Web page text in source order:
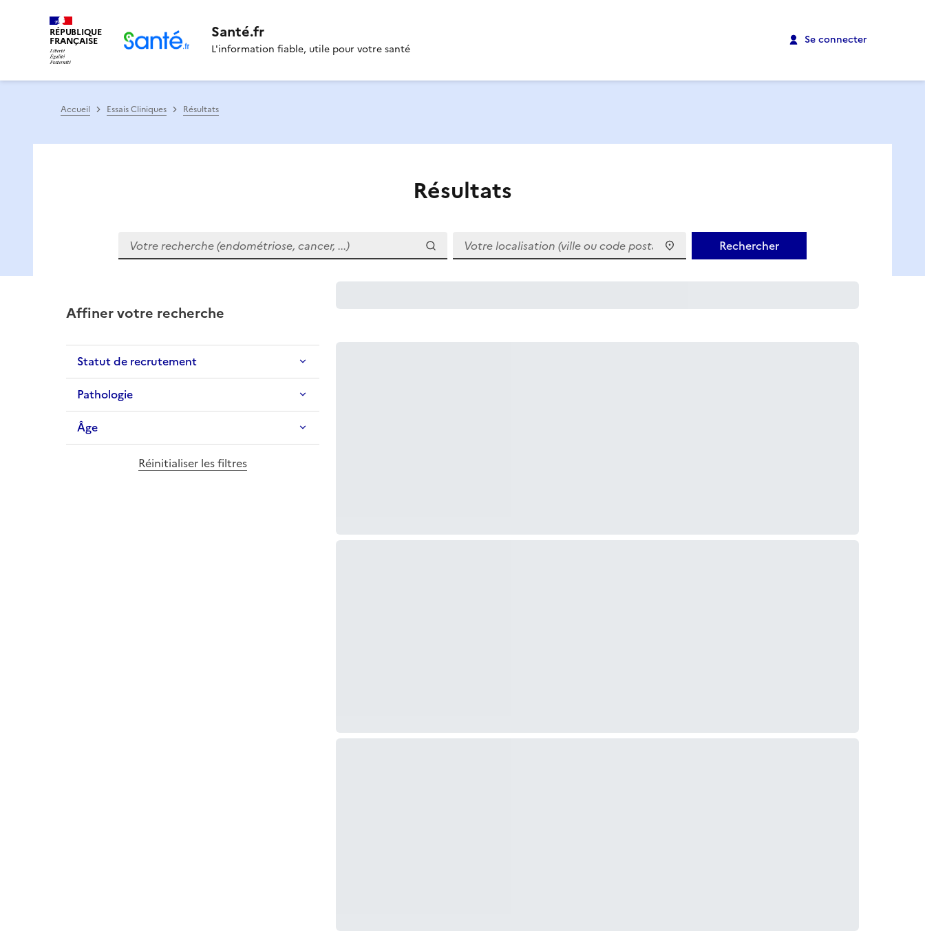
RÉPUBLIQUE
FRANÇAISE Santé.fr
L'information fiable, utile pour votre santé
Se connecter
Accueil Essais Cliniques Résultats
Résultats
Votre recherche (endométriose, cancer, ...) Votre localisation (ville ou code postal)
Affiner votre recherche
Statut de recrutement
Pathologie
Âge
Réinitialiser les filtres